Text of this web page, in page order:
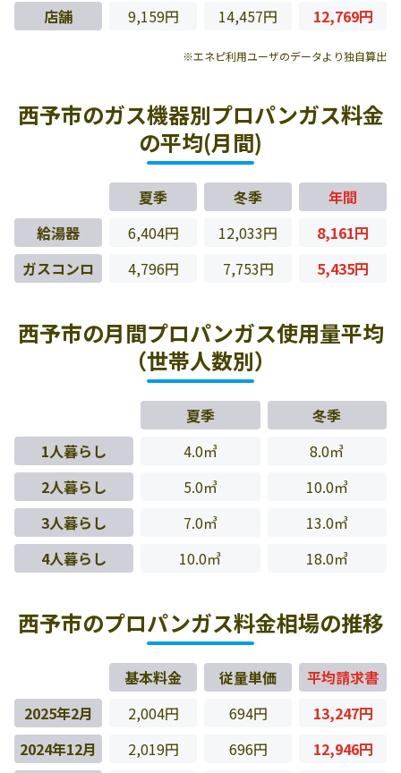
店舗 9,159円 14,457円 12,769円
※エネピ利用ユーザのデータより独自算出
西予市のガス機器別プロパンガス料金
の平均(月間)
夏季 冬季
年間
給湯器
6,404円 12,033円
8,161円
ガスコンロ
4,796円 7,753円 5,435円
西予市の月間プロパンガス使用量平均
（世帯人数別）
夏季
冬季
1人暮らし
4.0㎥
8.0㎥
2人暮らし
5.0㎥
10.0㎥
3人暮らし
7.0㎥
13.0㎥
4人暮らし
10.0㎥ 18.0㎥
西予市のプロパンガス料金相場の推移
基本料金 従量単価
平均請求書
2025年2月
2,004円 694円
13,247円
2024年12月
2,019円 696円
12,946円